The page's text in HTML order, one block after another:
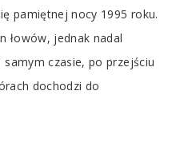
pamiętnej nocy 1995 roku.
łowów, jednak nadal
czasie, po przejściu
dochodzi do